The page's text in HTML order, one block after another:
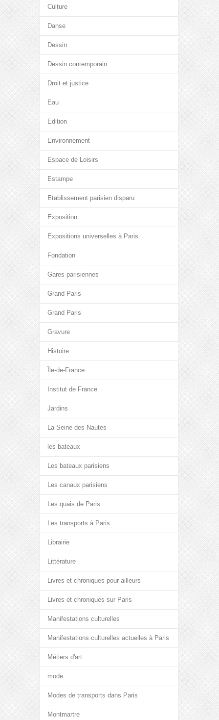
Culture
Danse
Dessin
Dessin contemporain
Droit et justice
Eau
Edition
Environnement
Espace de Loisirs
Estampe
Etablissement parisien disparu
Exposition
Expositions universelles à Paris
Fondation
Gares parisiennes
Grand Paris
Grand Paris
Gravure
Histoire
Île-de-France
Institut de France
Jardins
La Seine des Nautes
les bateaux
Les bateaux parisiens
Les canaux parisiens
Les quais de Paris
Les transports à Paris
Librairie
Littérature
Livres et chroniques pour ailleurs
Livres et chroniques sur Paris
Manifestations culturelles
Manifestations culturelles actuelles à Paris
Métiers d'art
mode
Modes de transports dans Paris
Montmartre